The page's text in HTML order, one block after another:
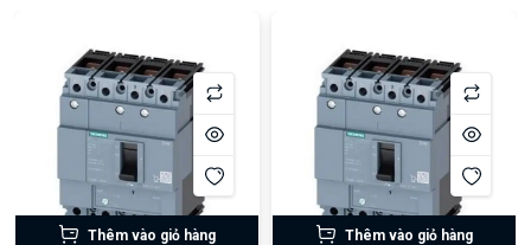
Thêm vào giỏ hàng Thêm vào giỏ hàng